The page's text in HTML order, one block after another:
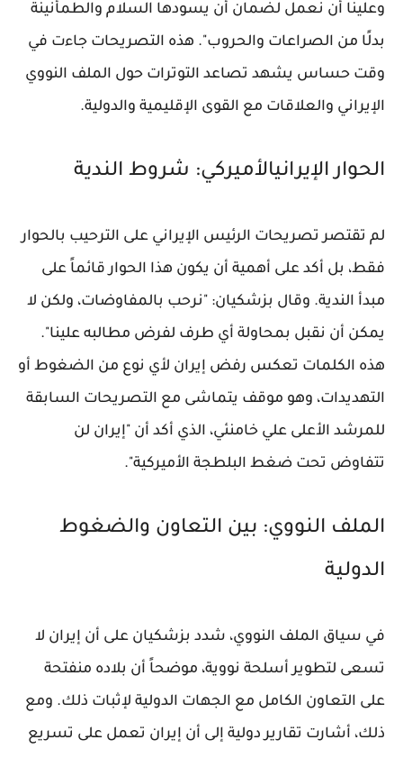
وعلينا أن نعمل لضمان أن يسودها السلام والطمأنينة
بدلًا من الصراعات والحروب". هذه التصريحات جاءت في
وقت حساس يشهد تصاعد التوترات حول الملف النووي
الإيراني والعلاقات مع القوى الإقليمية والدولية.
الحوار الإيرانيالأميركي: شروط الندية
لم تقتصر تصريحات الرئيس الإيراني على الترحيب بالحوار
فقط، بل أكد على أهمية أن يكون هذا الحوار قائماً على
مبدأ الندية. وقال بزشكيان: "نرحب بالمفاوضات، ولكن لا
يمكن أن نقبل بمحاولة أي طرف لفرض مطالبه علينا".
هذه الكلمات تعكس رفض إيران لأي نوع من الضغوط أو
التهديدات، وهو موقف يتماشى مع التصريحات السابقة
للمرشد الأعلى علي خامنئي، الذي أكد أن "إيران لن
تتفاوض تحت ضغط البلطجة الأميركية".
الملف النووي: بين التعاون والضغوط
الدولية
في سياق الملف النووي، شدد بزشكيان على أن إيران لا
تسعى لتطوير أسلحة نووية، موضحاً أن بلاده منفتحة
على التعاون الكامل مع الجهات الدولية لإثبات ذلك. ومع
ذلك، أشارت تقارير دولية إلى أن إيران تعمل على تسريع